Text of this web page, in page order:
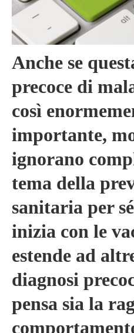
Anche se
precoce di
così
importante,
ignorano
tema della
sanitaria per
inizia con le
estende ad
diagnosi
pensa sia la